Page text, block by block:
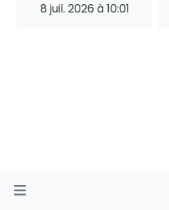
8 juil. 2026 à 10:01